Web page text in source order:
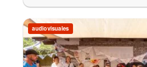
audiovisuales